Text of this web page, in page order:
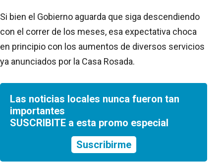
Si bien el Gobierno aguarda que siga descendiendo
con el correr de los meses, esa expectativa choca
en principio con los aumentos de diversos servicios
ya anunciados por la Casa Rosada.
Las noticias locales nunca fueron tan
importantes
SUSCRIBITE a esta promo especial
Suscribirme